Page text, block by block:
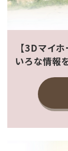
【3Dマイ
いろな情報